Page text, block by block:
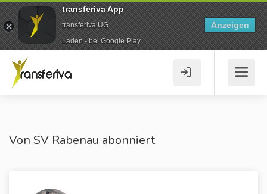
Von SV Rabenau abonniert
transferiva App
transferiva UG
Laden - bei Google Play
Anzeigen